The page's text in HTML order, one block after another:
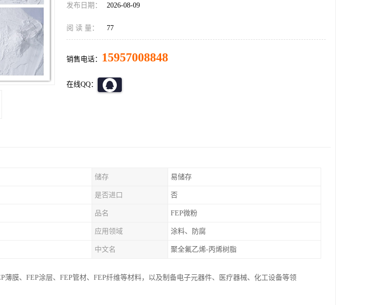
发布日期： 2026-08-09
阅 读 量： 77
销售电话： 15957008848
在线QQ：
储存 易储存
是否进口 否
品名 FEP微粉
应用领域 涂料、防腐
中文名 聚全氟乙烯-丙烯树脂
薄膜、FEP涂层、FEP管材、FEP纤维等材料，以及制备电子元器件、医疗器械、化工设备等领